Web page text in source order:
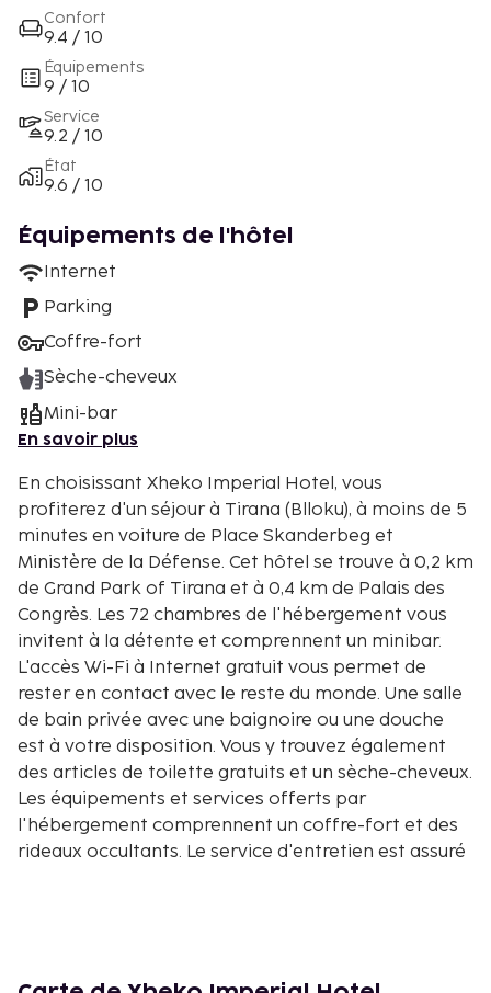
Confort
9.4 / 10
Équipements
9 / 10
Service
9.2 / 10
État
9.6 / 10
Équipements de l'hôtel
Internet
Parking
Coffre-fort
Sèche-cheveux
Mini-bar
En savoir plus
En choisissant Xheko Imperial Hotel, vous
profiterez d'un séjour à Tirana (Blloku), à moins de 5
minutes en voiture de Place Skanderbeg et
Ministère de la Défense. Cet hôtel se trouve à 0,2 km
de Grand Park of Tirana et à 0,4 km de Palais des
Congrès. Les 72 chambres de l'hébergement vous
invitent à la détente et comprennent un minibar.
L'accès Wi-Fi à Internet gratuit vous permet de
rester en contact avec le reste du monde. Une salle
de bain privée avec une baignoire ou une douche
est à votre disposition. Vous y trouvez également
des articles de toilette gratuits et un sèche-cheveux.
Les équipements et services offerts par
l'hébergement comprennent un coffre-fort et des
rideaux occultants. Le service d'entretien est assuré